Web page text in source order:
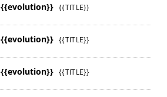
{{evolution}} {{TITLE}}
{{evolution}} {{TITLE}}
{{evolution}} {{TITLE}}